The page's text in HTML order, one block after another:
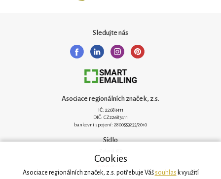
Sledujte nás
Asociace regionálních značek, z.s.
IČ: 22683411
DIČ: CZ22683411
bankovní spojení: 2800553235/2010
Sídlo
251 62 Mukařov
Cookies
Asociace regionálních značek, z.s. potřebuje Vášsouhlas k využití